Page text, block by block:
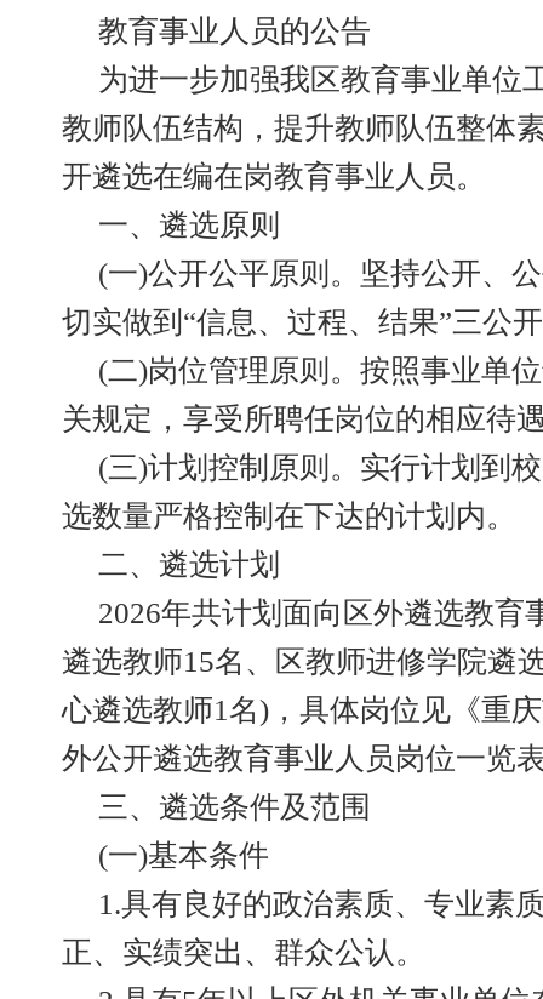
教育事业人员的公告
为进一步加强我区教育事业单位
教师队伍结构，提升教师队伍整体
开遴选在编在岗教育事业人员。
一、遴选原则
(一)公开公平原则。坚持公开、
切实做到“信息、过程、结果”三公
(二)岗位管理原则。按照事业单
关规定，享受所聘任岗位的相应待
(三)计划控制原则。实行计划到
选数量严格控制在下达的计划内。
二、遴选计划
2026年共计划面向区外遴选教育
遴选教师15名、区教师进修学院遴
心遴选教师1名)，具体岗位见《重
外公开遴选教育事业人员岗位一览
三、遴选条件及范围
(一)基本条件
1.具有良好的政治素质、专业素
正、实绩突出、群众公认。